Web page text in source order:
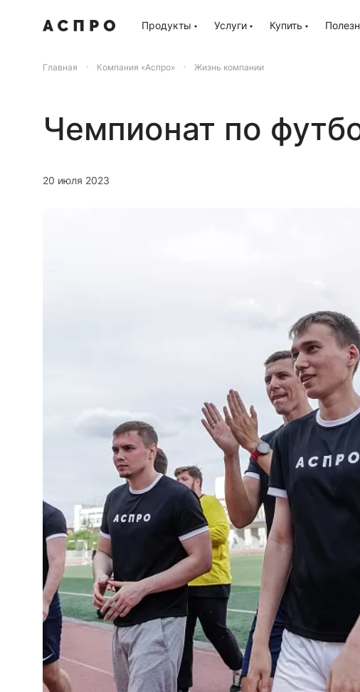
Продукты Услуги Купить
Главная Компания «Аспро» Жизнь компании
Чемпионат по
20 июля 2023